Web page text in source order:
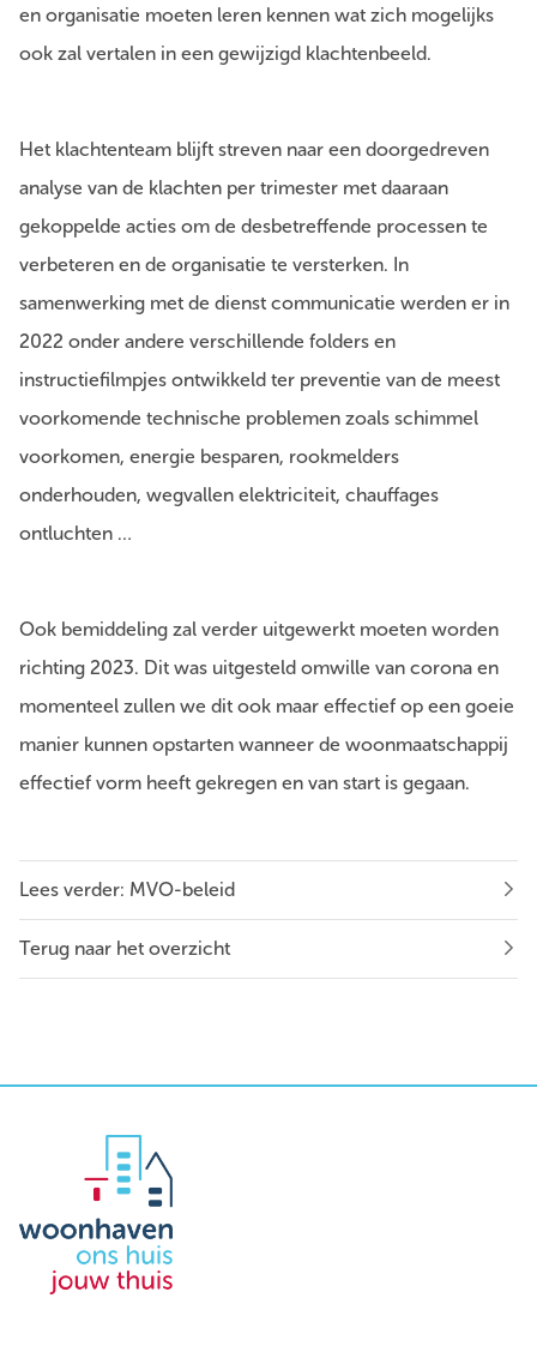
en organisatie moeten leren kennen wat zich mogelijks
ook zal vertalen in een gewijzigd klachtenbeeld.
Het klachtenteam blijft streven naar een doorgedreven
analyse van de klachten per trimester met daaraan
gekoppelde acties om de desbetreffende processen te
verbeteren en de organisatie te versterken. In
samenwerking met de dienst communicatie werden er in
2022 onder andere verschillende folders en
instructiefilmpjes ontwikkeld ter preventie van de meest
voorkomende technische problemen zoals schimmel
voorkomen, energie besparen, rookmelders
onderhouden, wegvallen elektriciteit, chauffages
ontluchten …
Ook bemiddeling zal verder uitgewerkt moeten worden
richting 2023. Dit was uitgesteld omwille van corona en
momenteel zullen we dit ook maar effectief op een goeie
manier kunnen opstarten wanneer de woonmaatschappij
effectief vorm heeft gekregen en van start is gegaan.
Lees verder: MVO-beleid
Terug naar het overzicht